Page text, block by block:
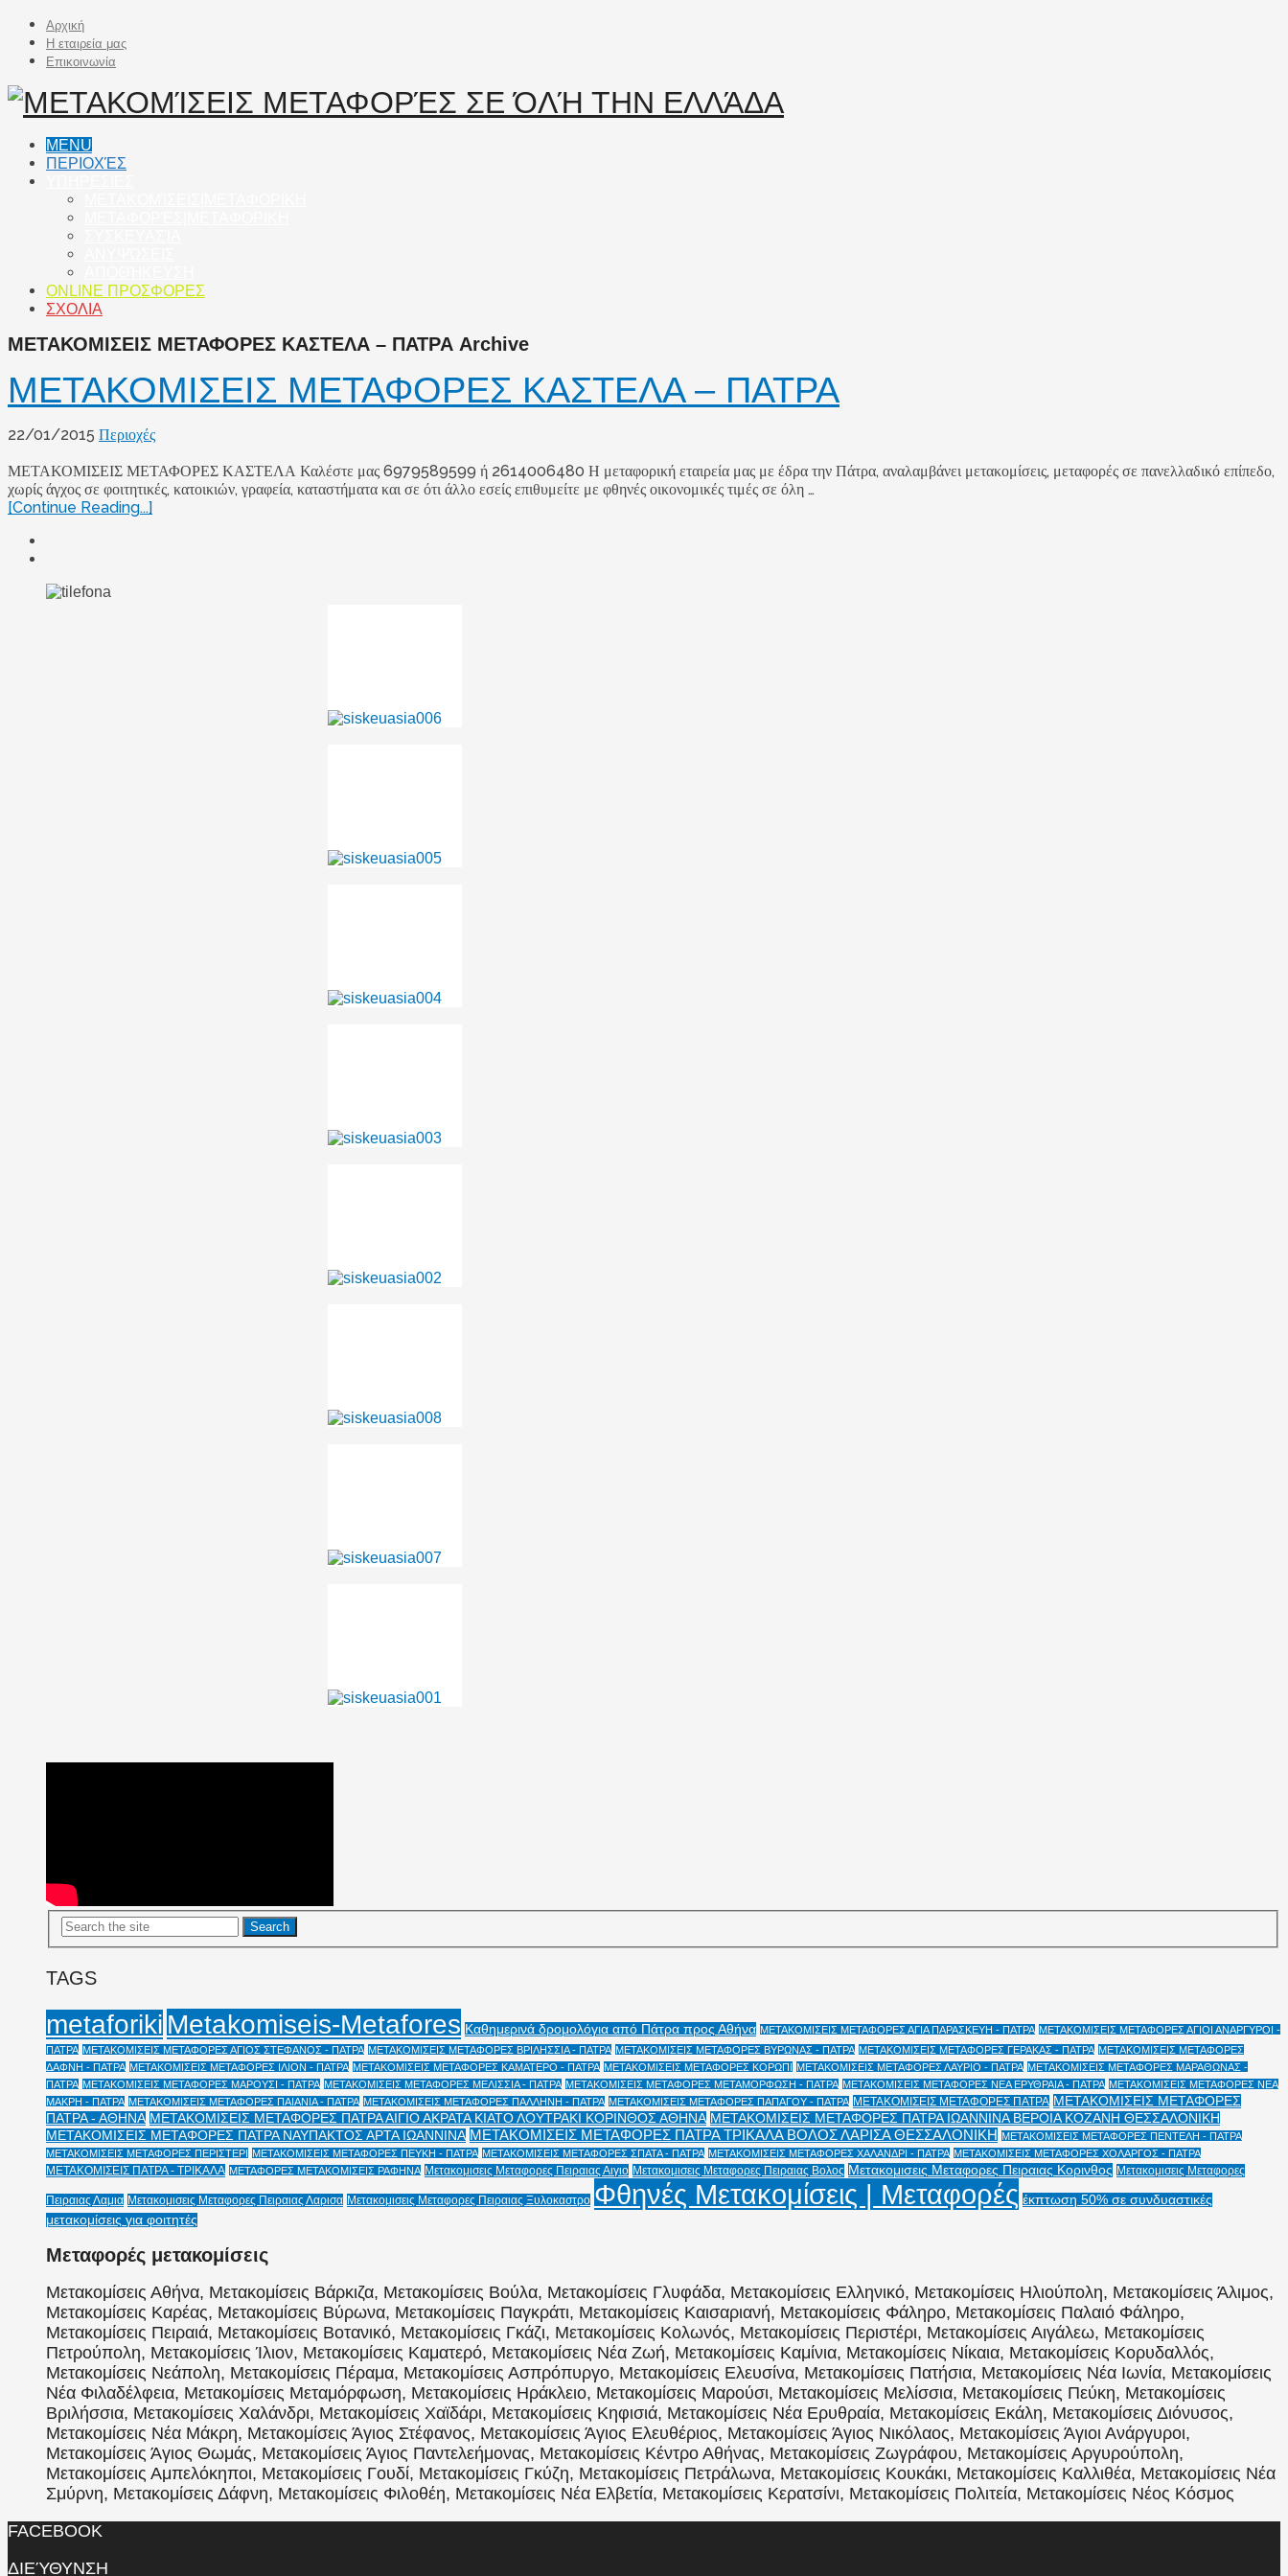
Αρχική
Η εταιρεία μας
Επικοινωνία
MENU
ΠΕΡΙΟΧΈΣ
ONLINE ΠΡΟΣΦΟΡΕΣ
ΣΧΟΛΙΑ
ΜΕΤΑΚΟΜΙΣΕΙΣ ΜΕΤΑΦΟΡΕΣ ΚΑΣΤΕΛΑ – ΠΑΤΡΑ Archive
ΜΕΤΑΚΟΜΙΣΕΙΣ ΜΕΤΑΦΟΡΕΣ ΚΑΣΤΕΛΑ – ΠΑΤΡΑ
22/01/2015 Περιοχές
ΜΕΤΑΚΟΜΙΣΕΙΣ ΜΕΤΑΦΟΡΕΣ ΚΑΣΤΕΛΑ Καλέστε μας 6979589599 ή 2614006480 Η μεταφορική εταιρεία μας με έδρα την Πάτρα, αναλαμβάνει μετακομίσεις, μεταφορές σε πανελλαδικό επίπεδο,
χωρίς άγχος σε φοιτητικές, κατοικιών, γραφεία, καταστήματα και σε ότι άλλο εσείς επιθυμείτε με φθηνές οικονομικές τιμές σε όλη …
[Continue Reading...]
TAGS
metaforiki Metakomiseis-Metafores Καθημερινά δρομολόγια από Πάτρα προς Αθήνα ΜΕΤΑΚΟΜΙΣΕΙΣ ΜΕΤΑΦΟΡΕΣ ΑΓΙΑ ΠΑΡΑΣΚΕΥΗ - ΠΑΤΡΑ ΜΕΤΑΚΟΜΙΣΕΙΣ ΜΕΤΑΦΟΡΕΣ ΑΓΙΟΙ ΑΝΑΡΓΥΡΟΙ -
ΠΑΤΡΑ ΜΕΤΑΚΟΜΙΣΕΙΣ ΜΕΤΑΦΟΡΕΣ ΑΓΙΟΣ ΣΤΕΦΑΝΟΣ - ΠΑΤΡΑ ΜΕΤΑΚΟΜΙΣΕΙΣ ΜΕΤΑΦΟΡΕΣ ΒΡΙΛΗΣΣΙΑ - ΠΑΤΡΑ ΜΕΤΑΚΟΜΙΣΕΙΣ ΜΕΤΑΦΟΡΕΣ ΒΥΡΩΝΑΣ - ΠΑΤΡΑ ΜΕΤΑΚΟΜΙΣΕΙΣ ΜΕΤΑΦΟΡΕΣ ΓΕΡΑΚΑΣ - ΠΑΤΡΑ ΜΕΤΑΚΟΜΙΣΕΙΣ ΜΕΤΑΦΟΡΕΣ
ΔΑΦΝΗ - ΠΑΤΡΑ ΜΕΤΑΚΟΜΙΣΕΙΣ ΜΕΤΑΦΟΡΕΣ ΙΛΙΟΝ - ΠΑΤΡΑ ΜΕΤΑΚΟΜΙΣΕΙΣ ΜΕΤΑΦΟΡΕΣ ΚΑΜΑΤΕΡΟ - ΠΑΤΡΑ ΜΕΤΑΚΟΜΙΣΕΙΣ ΜΕΤΑΦΟΡΕΣ ΚΟΡΩΠΙ ΜΕΤΑΚΟΜΙΣΕΙΣ ΜΕΤΑΦΟΡΕΣ ΛΑΥΡΙΟ - ΠΑΤΡΑ ΜΕΤΑΚΟΜΙΣΕΙΣ ΜΕΤΑΦΟΡΕΣ ΜΑΡΑΘΩΝΑΣ -
ΠΑΤΡΑ ΜΕΤΑΚΟΜΙΣΕΙΣ ΜΕΤΑΦΟΡΕΣ ΜΑΡΟΥΣΙ - ΠΑΤΡΑ ΜΕΤΑΚΟΜΙΣΕΙΣ ΜΕΤΑΦΟΡΕΣ ΜΕΛΙΣΣΙΑ - ΠΑΤΡΑ ΜΕΤΑΚΟΜΙΣΕΙΣ ΜΕΤΑΦΟΡΕΣ ΜΕΤΑΜΟΡΦΩΣΗ - ΠΑΤΡΑ ΜΕΤΑΚΟΜΙΣΕΙΣ ΜΕΤΑΦΟΡΕΣ ΝΕΑ ΕΡΥΘΡΑΙΑ - ΠΑΤΡΑ ΜΕΤΑΚΟΜΙΣΕΙΣ ΜΕΤΑΦΟΡΕΣ ΝΕΑ
ΜΑΚΡΗ - ΠΑΤΡΑ ΜΕΤΑΚΟΜΙΣΕΙΣ ΜΕΤΑΦΟΡΕΣ ΠΑΙΑΝΙΑ - ΠΑΤΡΑ ΜΕΤΑΚΟΜΙΣΕΙΣ ΜΕΤΑΦΟΡΕΣ ΠΑΛΛΗΝΗ - ΠΑΤΡΑ ΜΕΤΑΚΟΜΙΣΕΙΣ ΜΕΤΑΦΟΡΕΣ ΠΑΠΑΓΟΥ - ΠΑΤΡΑ ΜΕΤΑΚΟΜΙΣΕΙΣ ΜΕΤΑΦΟΡΕΣ ΠΑΤΡΑ ΜΕΤΑΚΟΜΙΣΕΙΣ ΜΕΤΑΦΟΡΕΣ
ΠΑΤΡΑ - ΑΘΗΝΑ ΜΕΤΑΚΟΜΙΣΕΙΣ ΜΕΤΑΦΟΡΕΣ ΠΑΤΡΑ ΑΙΓΙΟ ΑΚΡΑΤΑ ΚΙΑΤΟ ΛΟΥΤΡΑΚΙ ΚΟΡΙΝΘΟΣ ΑΘΗΝΑ ΜΕΤΑΚΟΜΙΣΕΙΣ ΜΕΤΑΦΟΡΕΣ ΠΑΤΡΑ ΙΩΑΝΝΙΝΑ ΒΕΡΟΙΑ ΚΟΖΑΝΗ ΘΕΣΣΑΛΟΝΙΚΗ
ΜΕΤΑΚΟΜΙΣΕΙΣ ΜΕΤΑΦΟΡΕΣ ΠΑΤΡΑ ΝΑΥΠΑΚΤΟΣ ΑΡΤΑ ΙΩΑΝΝΙΝΑ ΜΕΤΑΚΟΜΙΣΕΙΣ ΜΕΤΑΦΟΡΕΣ ΠΑΤΡΑ ΤΡΙΚΑΛΑ ΒΟΛΟΣ ΛΑΡΙΣΑ ΘΕΣΣΑΛΟΝΙΚΗ ΜΕΤΑΚΟΜΙΣΕΙΣ ΜΕΤΑΦΟΡΕΣ ΠΕΝΤΕΛΗ - ΠΑΤΡΑ
ΜΕΤΑΚΟΜΙΣΕΙΣ ΜΕΤΑΦΟΡΕΣ ΠΕΡΙΣΤΕΡΙ
ΜΕΤΑΚΟΜΙΣΕΙΣ ΜΕΤΑΦΟΡΕΣ ΠΕΥΚΗ - ΠΑΤΡΑ ΜΕΤΑΚΟΜΙΣΕΙΣ ΜΕΤΑΦΟΡΕΣ ΣΠΑΤΑ - ΠΑΤΡΑ ΜΕΤΑΚΟΜΙΣΕΙΣ ΜΕΤΑΦΟΡΕΣ ΧΑΛΑΝΔΡΙ - ΠΑΤΡΑ ΜΕΤΑΚΟΜΙΣΕΙΣ ΜΕΤΑΦΟΡΕΣ ΧΟΛΑΡΓΟΣ - ΠΑΤΡΑ
ΜΕΤΑΚΟΜΙΣΕΙΣ ΠΑΤΡΑ - ΤΡΙΚΑΛΑ ΜΕΤΑΦΟΡΕΣ ΜΕΤΑΚΟΜΙΣΕΙΣ ΡΑΦΗΝΑ Μετακομισεις Μεταφορες Πειραιας Αιγιο Μετακομισεις Μεταφορες Πειραιας Βολος Μετακομισεις Μεταφορες Πειραιας Κορινθος Μετακομισεις Μεταφορες
Πειραιας Λαμια Μετακομισεις Μεταφορες Πειραιας Λαρισα Μετακομισεις Μεταφορες Πειραιας Ξυλοκαστρο Φθηνές Μετακομίσεις | Μεταφορές έκπτωση 50% σε συνδυαστικές
μετακομίσεις για φοιτητές
Μεταφορές μετακομίσεις
Μετακομίσεις Αθήνα, Μετακομίσεις Βάρκιζα, Μετακομίσεις Βούλα, Μετακομίσεις Γλυφάδα, Μετακομίσεις Ελληνικό, Μετακομίσεις Ηλιούπολη, Μετακομίσεις Άλιμος,
Μετακομίσεις Καρέας, Μετακομίσεις Βύρωνα, Μετακομίσεις Παγκράτι, Μετακομίσεις Καισαριανή, Μετακομίσεις Φάληρο, Μετακομίσεις Παλαιό Φάληρο,
Μετακομίσεις Πειραιά, Μετακομίσεις Βοτανικό, Μετακομίσεις Γκάζι, Μετακομίσεις Κολωνός, Μετακομίσεις Περιστέρι, Μετακομίσεις Αιγάλεω, Μετακομίσεις
Πετρούπολη, Μετακομίσεις Ίλιον, Μετακομίσεις Καματερό, Μετακομίσεις Νέα Ζωή, Μετακομίσεις Καμίνια, Μετακομίσεις Νίκαια, Μετακομίσεις Κορυδαλλός,
Μετακομίσεις Νεάπολη, Μετακομίσεις Πέραμα, Μετακομίσεις Ασπρόπυργο, Μετακομίσεις Ελευσίνα, Μετακομίσεις Πατήσια, Μετακομίσεις Νέα Ιωνία, Μετακομίσεις
Νέα Φιλαδέλφεια, Μετακομίσεις Μεταμόρφωση, Μετακομίσεις Ηράκλειο, Μετακομίσεις Μαρούσι, Μετακομίσεις Μελίσσια, Μετακομίσεις Πεύκη, Μετακομίσεις
Βριλήσσια, Μετακομίσεις Χαλάνδρι, Μετακομίσεις Χαϊδάρι, Μετακομίσεις Κηφισιά, Μετακομίσεις Νέα Ερυθραία, Μετακομίσεις Εκάλη, Μετακομίσεις Διόνυσος,
Μετακομίσεις Νέα Μάκρη, Μετακομίσεις Άγιος Στέφανος, Μετακομίσεις Άγιος Ελευθέριος, Μετακομίσεις Άγιος Νικόλαος, Μετακομίσεις Άγιοι Ανάργυροι,
Μετακομίσεις Άγιος Θωμάς, Μετακομίσεις Άγιος Παντελεήμονας, Μετακομίσεις Κέντρο Αθήνας, Μετακομίσεις Ζωγράφου, Μετακομίσεις Αργυρούπολη,
Μετακομίσεις Αμπελόκηποι, Μετακομίσεις Γουδί, Μετακομίσεις Γκύζη, Μετακομίσεις Πετράλωνα, Μετακομίσεις Κουκάκι, Μετακομίσεις Καλλιθέα, Μετακομίσεις Νέα
Σμύρνη, Μετακομίσεις Δάφνη, Μετακομίσεις Φιλοθέη, Μετακομίσεις Νέα Ελβετία, Μετακομίσεις Κερατσίνι, Μετακομίσεις Πολιτεία, Μετακομίσεις Νέος Κόσμος
FACEBOOK
ΔΙΕΎΘΥΝΣΗ